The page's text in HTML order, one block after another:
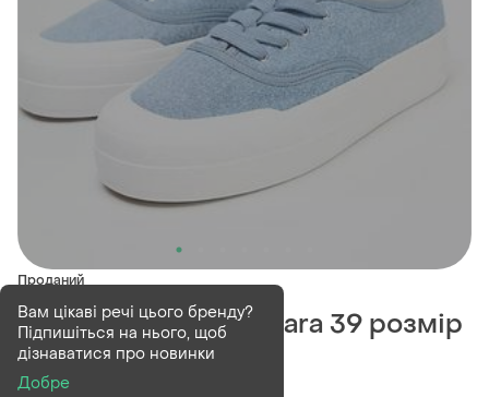
Проданий
Джинсові кеди від zara 39 розмір
25 см нові
Вам цікаві речі цього бренду?
Підпишіться на нього, щоб
дізнаватися про новинки
Добре